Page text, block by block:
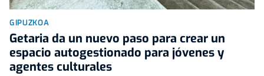
GIPUZKOA
Getaria da un nuevo paso para crear un
espacio autogestionado para jóvenes y
agentes culturales